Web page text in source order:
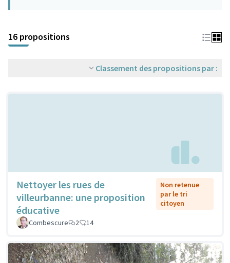
16 propositions
Classement des propositions par :
Nettoyer les rues de
villeurbanne: une proposition
éducative
Non retenue
par le tri
citoyen
Combescure 2 14